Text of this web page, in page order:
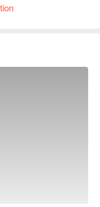
牛肉壽喜燒定食、炭